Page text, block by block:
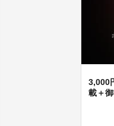
3,000
載＋御